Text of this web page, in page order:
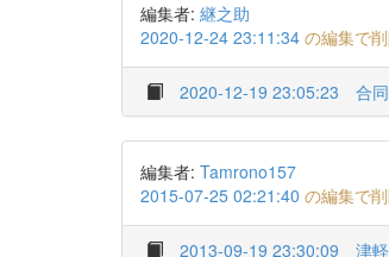
編集者: 継之助
2020-12-24 23:11:34 の編集で
2020-12-19 23:05:23 合
編集者: Tamrono157
2015-07-25 02:21:40 の編集で
2013-09-19 23:30:09 津